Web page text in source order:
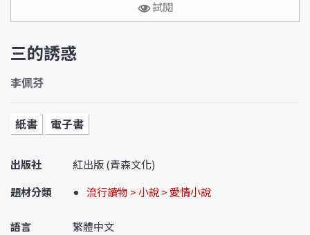
試閱
三的誘惑
李佩芬
紙書 電子書
出版社
紅出版 (青森文化)
題材分類
流行讀物 > 小說 > 愛情小說
語言
繁體中文